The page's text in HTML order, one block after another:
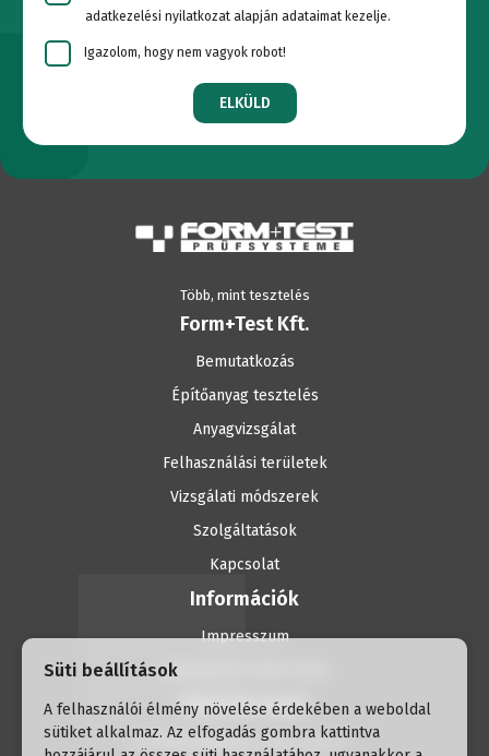
adatkezelési nyilatkozat alapján adataimat kezelje.
Igazolom, hogy nem vagyok robot!
ELKÜLD
Több, mint tesztelés
Form+Test Kft.
Bemutatkozás
Építőanyag tesztelés
Anyagvizsgálat
Felhasználási területek
Vizsgálati módszerek
Szolgáltatások
Kapcsolat
Információk
Impresszum
Adatvédelmi tájékoztató
Elérhetőségek
H-1056 Budapest, Havas utca 2.
Süti beállítások
A felhasználói élmény növelése érdekében a weboldal
sütiket alkalmaz. Az elfogadás gombra kattintva